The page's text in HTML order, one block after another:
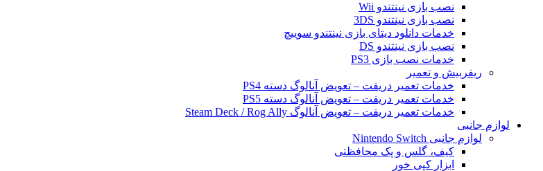
نصب بازی نینتندو Wii
نصب بازی نینتندو 3DS
خدمات دانلود دیتای بازی نینتندو سوییچ
نصب بازی نینتندو DS
خدمات نصب بازی PS3
ریفربیش و تعمیر
خدمات تعمیر دریفت – تعویض آنالوگ دسته PS4
خدمات تعمیر دریفت – تعویض آنالوگ دسته PS5
خدمات تعمیر دریفت – تعویض آنالوگ Steam Deck / Rog Ally
لوازم جانبی
لوازم جانبی Nintendo Switch
کیف، گلس و پک محافظتی
ابزار کپی خور